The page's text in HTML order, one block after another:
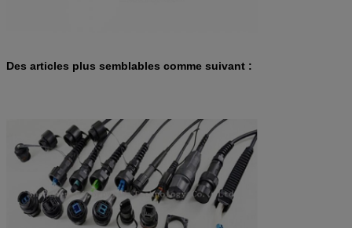
Des articles plus semblables comme suivant :